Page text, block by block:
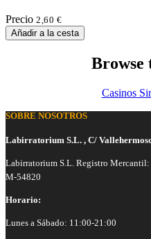
Precio 2,60 €
Añadir a la cesta
Browse
Casinos
SOBRE NOSOTROS
Labirratorium S.L. , C/
Labirratorium S.L. Registro
M-54820
Horario:
Lunes a Sábado: 11:00-21:00